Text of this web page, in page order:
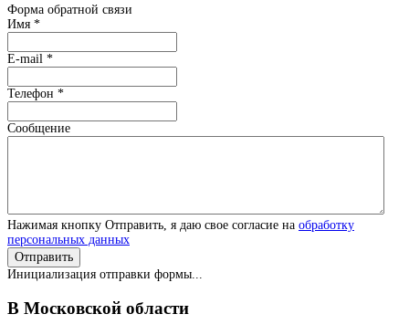
Форма обратной связи
Имя *
E-mail *
Телефон *
Сообщение
Нажимая кнопку Отправить, я даю свое согласие на обработку
персональных данных
Отправить
Инициализация отправки формы...
В Московской области